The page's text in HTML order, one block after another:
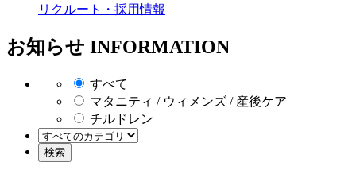
リクルート・採用情報
お知らせ INFORMATION
すべて
マタニティ / ウィメンズ / 産後ケア
チルドレン